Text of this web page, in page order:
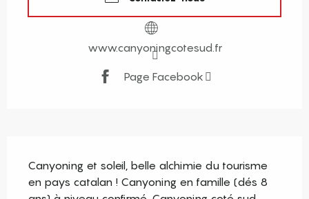
www.canyoningcotesud.fr
Page Facebook
Canyoning et soleil, belle alchimie du tourisme
en pays catalan ! Canyoning en famille (dés 8